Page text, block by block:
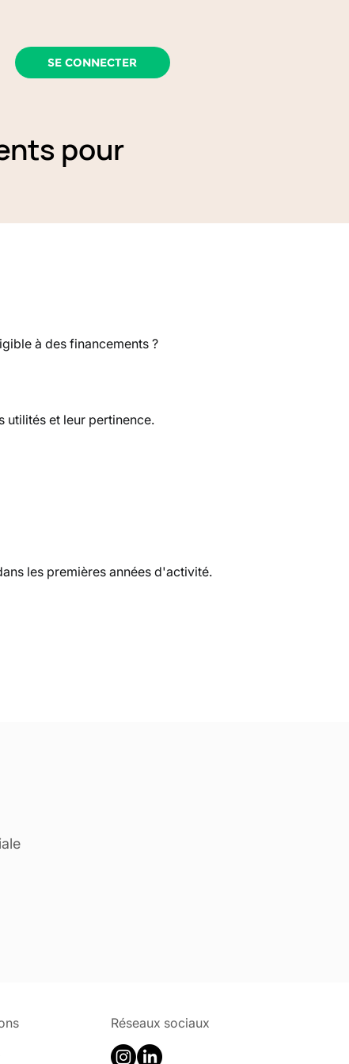
SE CONNECTER
pour
à des financements ?
utilités et leur pertinence.
les premières années d'activité.
Réseaux sociaux